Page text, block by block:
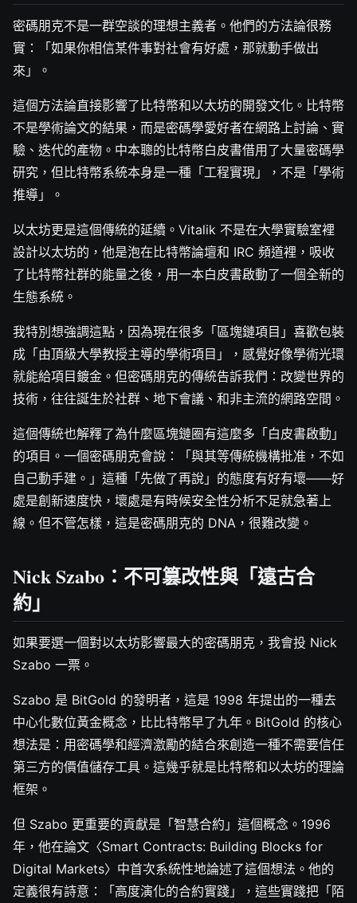
密碼朋克不是一群空談的理想主義者。他們的方法論很務
實：「如果你相信某件事對社會有好處，那就動手做出
來」。
這個方法論直接影響了比特幣和以太坊的開發文化。比特幣
不是學術論文的結果，而是密碼學愛好者在網路上討論、實
驗、迭代的產物。中本聰的比特幣白皮書借用了大量密碼學
研究，但比特幣系統本身是一種「工程實現」，不是「學術
推導」。
以太坊更是這個傳統的延續。Vitalik 不是在大學實驗室裡
設計以太坊的，他是泡在比特幣論壇和 IRC 頻道裡，吸收
了比特幣社群的能量之後，用一本白皮書啟動了一個全新的
生態系統。
我特別想強調這點，因為現在很多「區塊鏈項目」喜歡包裝
成「由頂級大學教授主導的學術項目」，感覺好像學術光環
就能給項目鍍金。但密碼朋克的傳統告訴我們：改變世界的
技術，往往誕生於社群、地下會議、和非主流的網路空間。
這個傳統也解釋了為什麼區塊鏈圈有這麼多「白皮書啟動」
的項目。一個密碼朋克會說：「與其等傳統機構批准，不如
自己動手建。」這種「先做了再說」的態度有好有壞——好
處是創新速度快，壞處是有時候安全性分析不足就急著上
線。但不管怎樣，這是密碼朋克的 DNA，很難改變。
Nick Szabo：不可篡改性與「遠古合
約」
如果要選一個對以太坊影響最大的密碼朋克，我會投 Nick
Szabo 一票。
Szabo 是 BitGold 的發明者，這是 1998 年提出的一種去
中心化數位黃金概念，比比特幣早了九年。BitGold 的核心
想法是：用密碼學和經濟激勵的結合來創造一種不需要信任
第三方的價值儲存工具。這幾乎就是比特幣和以太坊的理論
框架。
但 Szabo 更重要的貢獻是「智慧合約」這個概念。1996
年，他在論文〈Smart Contracts: Building Blocks for
Digital Markets〉中首次系統性地論述了這個想法。他的
定義很有詩意：「高度演化的合約實踐」，這些實踐把「陌